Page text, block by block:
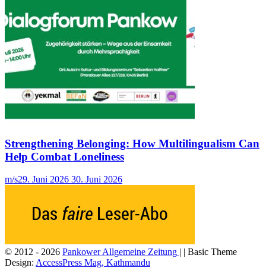
Strengthening Belonging: How Multilingualism Can
Help Combat Loneliness
m/s29. Juni 2026 30. Juni 2026
© 2012 - 2026 Pankower Allgemeine Zeitung | | Basic Theme
Design: AccessPress Mag, Kathmandu